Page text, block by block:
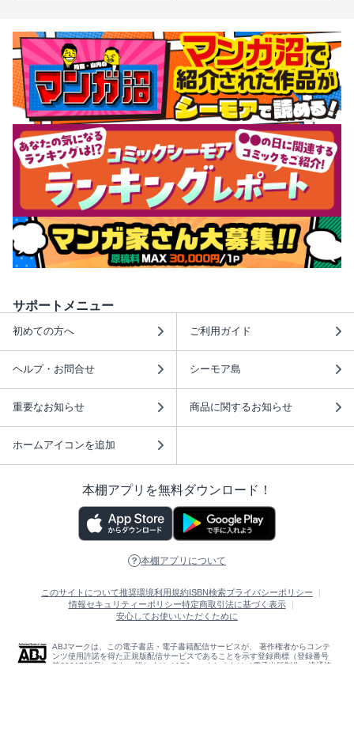
サポートメニュー
初めての方へ ご利用ガイド
ヘルプ・お問合せ シーモア島
重要なお知らせ 商品に関するお知らせ
ホームアイコンを追加
本棚アプリを無料ダウンロード！
本棚アプリについて
このサイトについて推奨環境利用規約ISBN検索プライバシーポリシー
情報セキュリティーポリシー特定商取引法に基づく表示
安心してお使いいただくために
ABJマークは、この電子書店・電子書籍配信サービスが、 著作権者からコンテ
ンツ使用許諾を得た正規版配信サービスであることを示す登録商標（登録番号
第6091713号）です。 詳しくは［ABJマーク］または［電子出版制作・流通協